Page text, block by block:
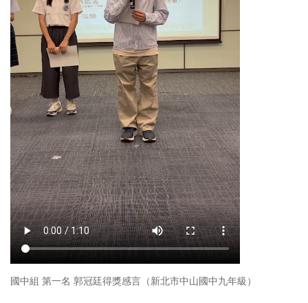
國中組 第一名 郭冠廷得獎感言（新北市中山國中九年級）